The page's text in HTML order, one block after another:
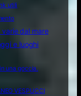
utili
varie dal mare
e luoghi
una goccia.
VESPUCCI